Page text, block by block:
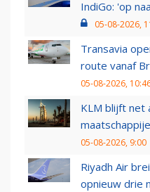
IndiGo: 'op
05-08-2026,
Transavia
route vanaf
05-08-2026,
KLM blijft net
05-08-2026, 9:00
Riyadh Air
opnieuw drie